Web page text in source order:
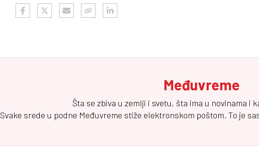
Međuvreme
Šta se zbiva u zemlji i svetu, šta ima u novinama i
Svake srede u podne Međuvreme stiže elektronskom poštom. To je